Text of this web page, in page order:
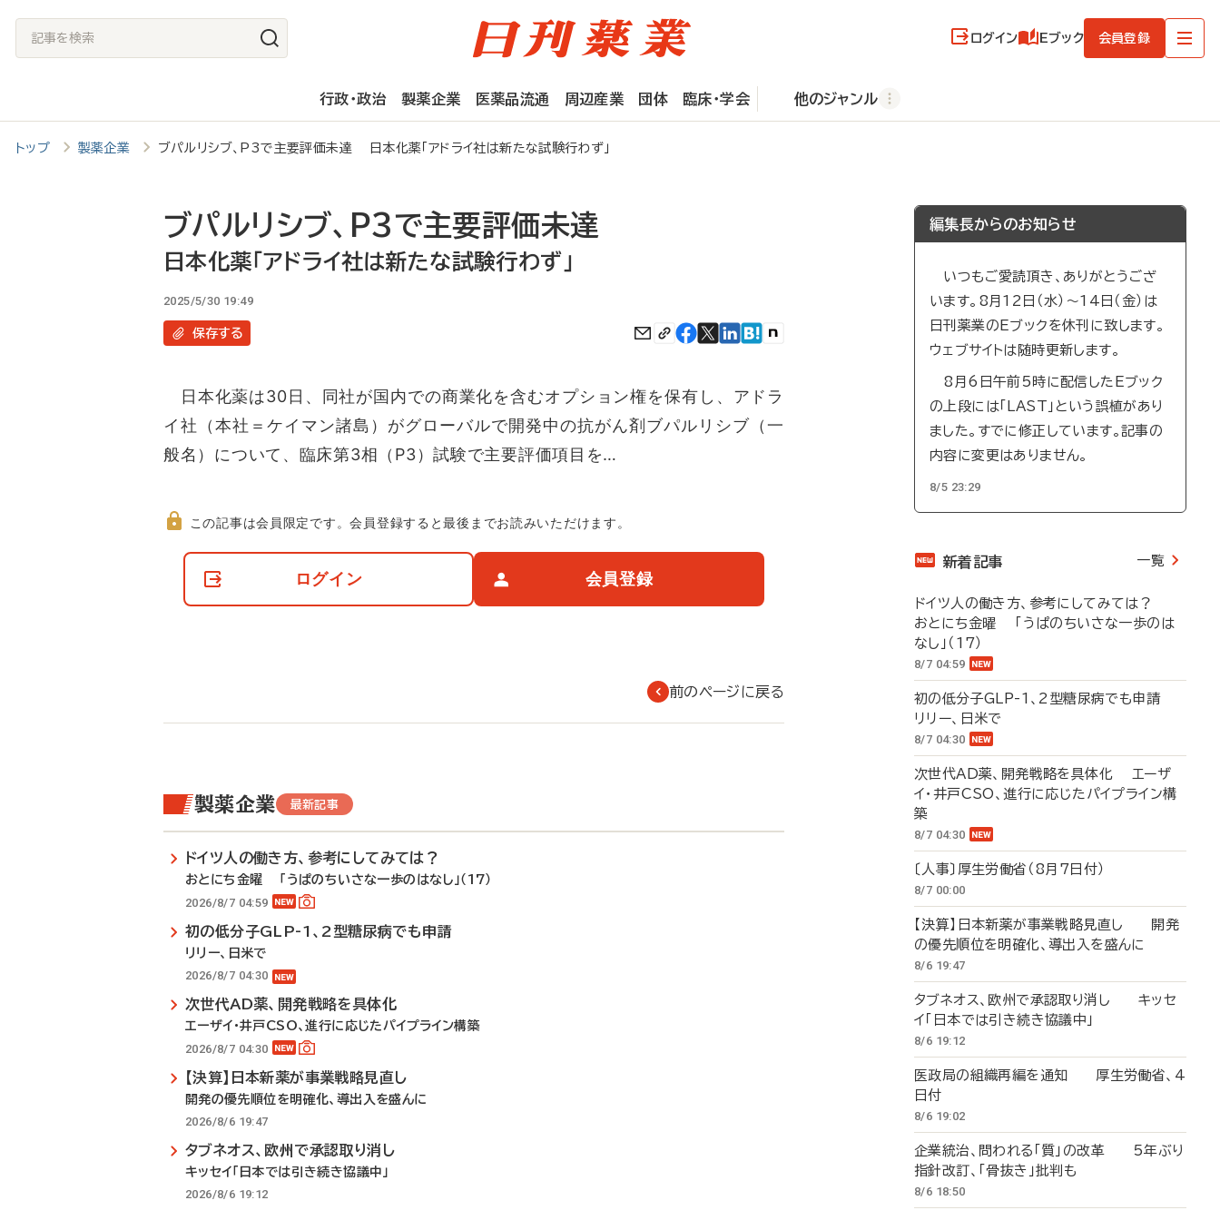
記
事
検
索
ログイン Eブック 会員登録
行政・政治 製薬企業 医薬品流通 周辺産業 団体 臨床・学会 他のジャンル
トップ 製薬企業 ブパルリシブ、P3で主要評価未達 日本化薬「アドライ社は新たな試験行わず」
ブパルリシブ、P3で主要評価未達
日本化薬「アドライ社は新たな試験行わず」
2025/5/30 19:49
保存する
日本化薬は30日、同社が国内での商業化を含むオプション権を保有し、アドラ
イ社（本社＝ケイマン諸島）がグローバルで開発中の抗がん剤ブパルリシブ（一
般名）について、臨床第3相（P3）試験で主要評価項目を…
て
この記事は会員限定です。会員登録すると最後までお読みいただけます。
ログイン 会員登録
前のページに戻る
製薬企業 最新記事
ドイツ人の働き方、参考にしてみては？
おとにち金曜 「うぱのちいさな一歩のはなし」（17）
2026/8/7 04:59
初の低分子GLP-1、2型糖尿病でも申請
リリー、日米で
2026/8/7 04:30
次世代AD薬、開発戦略を具体化
エーザイ・井戸CSO、進行に応じたパイプライン構築
2026/8/7 04:30
【決算】日本新薬が事業戦略見直し
開発の優先順位を明確化、導出入を盛んに
2026/8/6 19:47
タブネオス、欧州で承認取り消し
キッセイ「日本では引き続き協議中」
2026/8/6 19:12
編集長からのお知らせ
いつもご愛読頂き、ありがとうござ
います。8月12日（水）～14日（金）は
日刊薬業のEブックを休刊に致します。
ウェブサイトは随時更新します。
8月6日午前5時に配信したEブック
の上段には「LAST」という誤植があり
ました。すでに修正しています。記事の
内容に変更はありません。
8/5 23:29
新着記事 一覧
ドイツ人の働き方、参考にしてみては？
おとにち金曜 「うぱのちいさな一歩のは
なし」（17）
8/7 04:59
初の低分子GLP-1、2型糖尿病でも申請
リリー、日米で
8/7 04:30
次世代AD薬、開発戦略を具体化 エーザ
イ・井戸CSO、進行に応じたパイプライン構
築
8/7 04:30
〔人事〕厚生労働省（8月7日付）
8/7 00:00
【決算】日本新薬が事業戦略見直し 開発
の優先順位を明確化、導出入を盛んに
8/6 19:47
タブネオス、欧州で承認取り消し キッセ
イ「日本では引き続き協議中」
8/6 19:12
医政局の組織再編を通知 厚生労働省、4
日付
8/6 19:02
企業統治、問われる「質」の改革 5年ぶり
指針改訂、「骨抜き」批判も
8/6 18:50